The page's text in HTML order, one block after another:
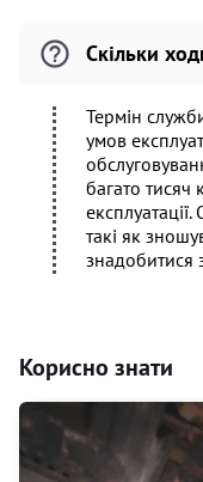
Скільки
Термін
умов
багато тисяч
такі як
знадобитися
Корисно знати